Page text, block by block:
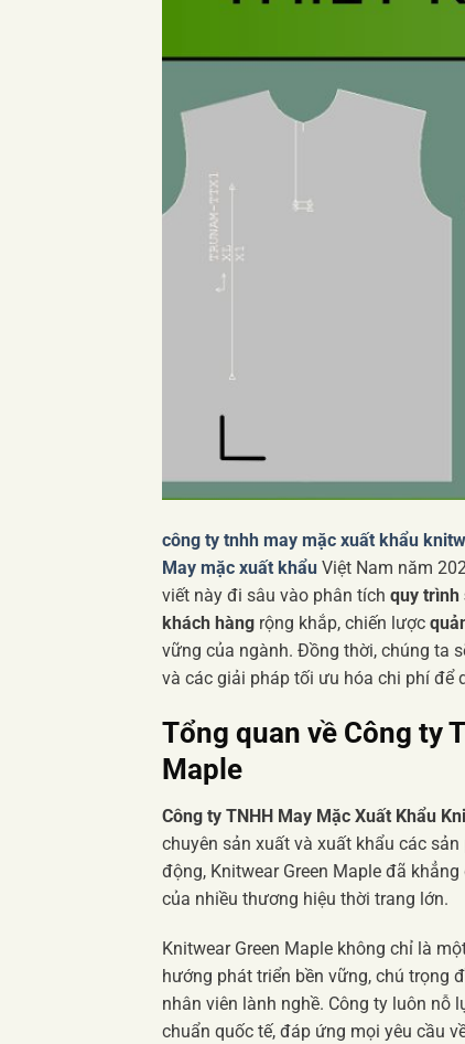
công ty tnhh may mặc xuất khẩu
May mặc xuất khẩu Việt Nam năm
viết này đi sâu vào phân tích quy trình
khách hàng rộng khắp, chiến lược
vững của ngành. Đồng thời, chúng ta
và các giải pháp tối ưu hóa chi phí để
Tổng quan về Công ty
Maple
Công ty TNHH May Mặc Xuất Khẩu
chuyên sản xuất và xuất khẩu các
động, Knitwear Green Maple đã
của nhiều thương hiệu thời trang lớn.
Knitwear Green Maple không chỉ là
hướng phát triển bền vững, chú trọng
nhân viên lành nghề. Công ty luôn
chuẩn quốc tế, đáp ứng mọi yêu cầu